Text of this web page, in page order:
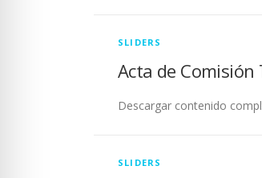
SLIDERS
Acta de Comisión
Descargar contenido
SLIDERS